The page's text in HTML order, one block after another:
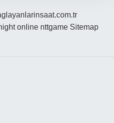
online nttgame Sitemap